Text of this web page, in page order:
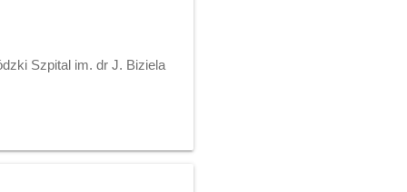
Szpital im. dr J. Biziela